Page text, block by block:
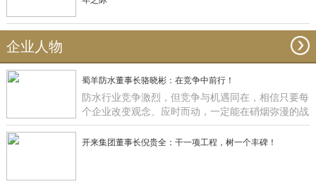
企业人物
蜀羊防水董事长骆晓彬：在竞争中前行！
防水行业竞争激烈，但竞争与机遇同在，相信只要每
个企业改变观念、应时而动，一定能在硝烟弥漫的战
场获得一席之地，正如蜀羊防水：一直在竞争中前
行！
开来集团董事长倪贵全：干一项工程，树一个丰碑！